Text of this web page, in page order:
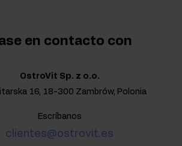
en contacto con
OstroVit Sp. z o.o.
16, 18-300 Zambrów, Polonia
Escríbanos
clientes@ostrovit.es